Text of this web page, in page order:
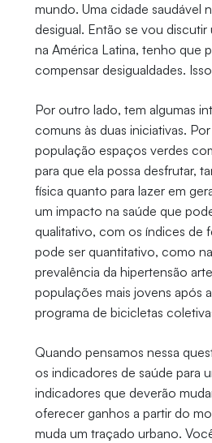
mundo. Uma cidade saudável
desigual. Então se vou discutir
na América Latina, tenho que
compensar desigualdades.
Por outro lado, tem algumas
comuns às duas iniciativas.
população espaços verdes
para que ela possa desfrutar,
física quanto para lazer em
um impacto na saúde que
qualitativo, com os índices de
pode ser quantitativo, como
prevalência da hipertensão
populações mais jovens após
programa de bicicletas
Quando pensamos nessa
os indicadores de saúde para
indicadores que deverão
oferecer ganhos a partir do
muda um traçado urbano.